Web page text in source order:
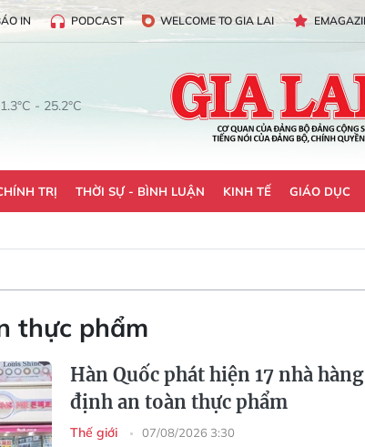
IN PODCAST WELCOME TO GIA LAI
- 25.2°C
TRỊ THỜI SỰ - BÌNH LUẬN KINH TẾ GIÁO DỤC
thực phẩm
Hàn Quốc phát hiện 17 nhà
định an toàn thực phẩm
Thế giới 07/08/2026 3:30